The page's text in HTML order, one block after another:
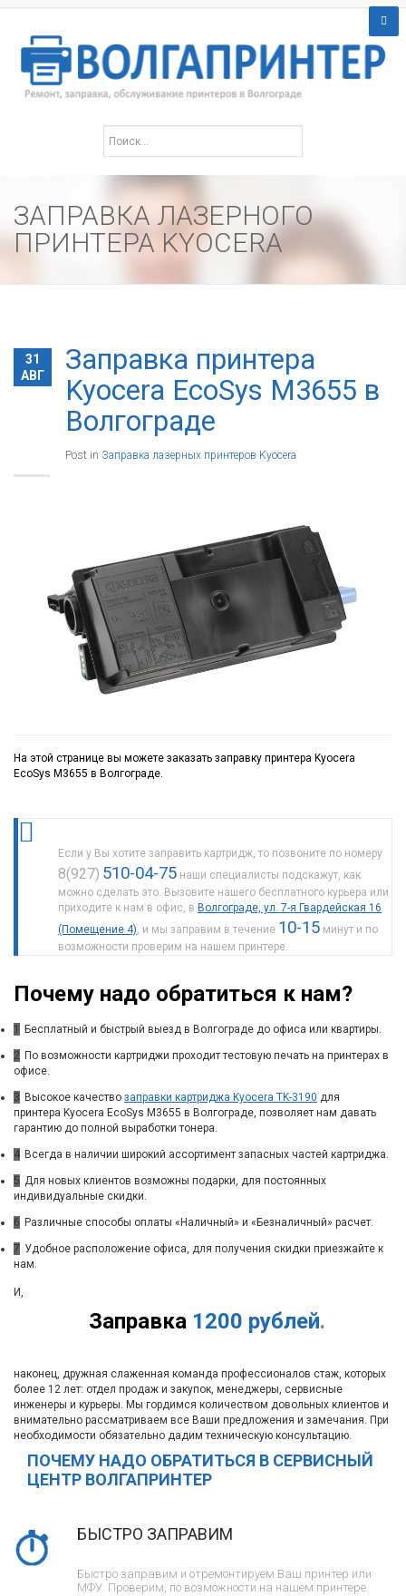
ЗАПРАВКА ЛАЗЕРНОГО
ПРИНТЕРА KYOCERA
31
АВГ
Заправка принтера
Kyocera EcoSys M3655 в
Волгограде
Post in Заправка лазерных принтеров Kyocera
На этой странице вы можете заказать заправку принтера Kyocera
EcoSys M3655 в Волгограде.
Если у Вы хотите заправить картридж, то позвоните по номеру
8(927) 510-04-75 наши специалисты подскажут, как
можно сделать это. Вызовите нашего бесплатного курьера или
приходите к нам в офис, в Волгограде, ул. 7-я Гвардейская 16
(Помещение 4) , и мы заправим в течение 10-15 минут и по
возможности проверим на нашем принтере.
Почему надо обратиться к нам?
1 Бесплатный и быстрый выезд в Волгограде до офиса или квартиры.
2 По возможности картриджи проходит тестовую печать на принтерах в
офисе.
3 Высокое качество заправки картриджа Kyocera TK-3190 для
принтера Kyocera EcoSys M3655 в Волгограде, позволяет нам давать
гарантию до полной выработки тонера.
4 Всегда в наличии широкий ассортимент запасных частей картриджа.
5 Для новых клиентов возможны подарки, для постоянных
индивидуальные скидки.
6 Различные способы оплаты «Наличный» и «Безналичный» расчет.
7 Удобное расположение офиса, для получения скидки приезжайте к
нам.
Заправка 1200 рублей.
И,
наконец, дружная слаженная команда профессионалов стаж, которых
более 12 лет: отдел продаж и закупок, менеджеры, сервисные
инженеры и курьеры. Мы гордимся количеством довольных клиентов и
внимательно рассматриваем все Ваши предложения и замечания. При
необходимости обязательно дадим техническую консультацию.
ПОЧЕМУ НАДО ОБРАТИТЬСЯ В СЕРВИСНЫЙ
ЦЕНТР ВОЛГАПРИНТЕР
БЫСТРО ЗАПРАВИМ
Быстро заправим и отремонтируем Ваш принтер или
МФУ. Проверим, по возможности на нашем принтере.